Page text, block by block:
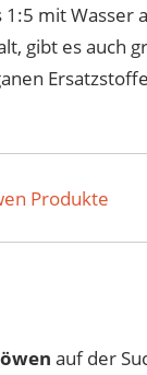
mit Wasser
gibt es auch
Produkte
auf der